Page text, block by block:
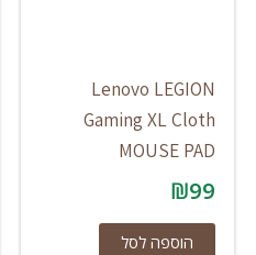
Lenovo LEGION
Gaming XL Cloth
MOUSE PAD
₪99
הוספה לסל